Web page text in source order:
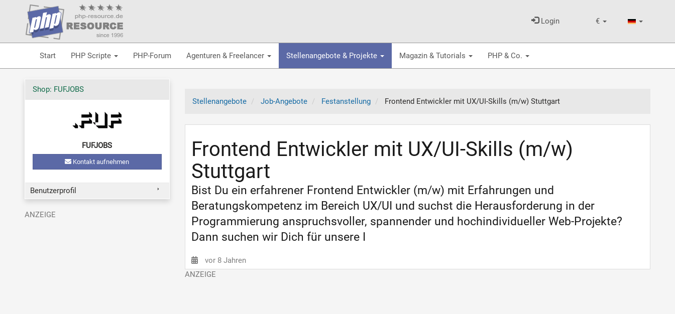
€
Login
Start PHP Scripte PHP-Forum Agenturen & Freelancer Stellenangebote & Projekte Magazin & Tutorials PHP & Co.
Stellenangebote Job-Angebote Festanstellung Frontend Entwickler mit UX/UI-Skills (m/w) Stuttgart
Frontend Entwickler mit UX/UI-Skills (m/w)
Stuttgart
Bist Du ein erfahrener Frontend Entwickler (m/w) mit Erfahrungen und
Beratungskompetenz im Bereich UX/UI und suchst die Herausforderung in der
Programmierung anspruchsvoller, spannender und hochindividueller Web-Projekte?
Dann suchen wir Dich für unsere I
vor 8 Jahren
Shop: FUFJOBS
FUFJOBS
Kontakt aufnehmen
Benutzerprofil